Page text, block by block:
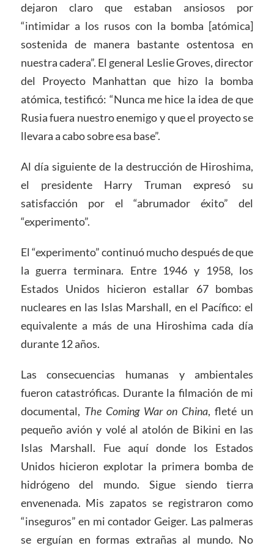
dejaron claro que estaban ansiosos por
“intimidar a los rusos con la bomba [atómica]
sostenida de manera bastante ostentosa en
nuestra cadera”. El general Leslie Groves, director
del Proyecto Manhattan que hizo la bomba
atómica, testificó: “Nunca me hice la idea de que
Rusia fuera nuestro enemigo y que el proyecto se
llevara a cabo sobre esa base”.
Al día siguiente de la destrucción de Hiroshima,
el presidente Harry Truman expresó su
satisfacción por el “abrumador éxito” del
“experimento”.
El “experimento” continuó mucho después de que
la guerra terminara. Entre 1946 y 1958, los
Estados Unidos hicieron estallar 67 bombas
nucleares en las Islas Marshall, en el Pacífico: el
equivalente a más de una Hiroshima cada día
durante 12 años.
Las consecuencias humanas y ambientales
fueron catastróficas. Durante la filmación de mi
documental, The Coming War on China, fleté un
pequeño avión y volé al atolón de Bikini en las
Islas Marshall. Fue aquí donde los Estados
Unidos hicieron explotar la primera bomba de
hidrógeno del mundo. Sigue siendo tierra
envenenada. Mis zapatos se registraron como
“inseguros” en mi contador Geiger. Las palmeras
se erguían en formas extrañas al mundo. No